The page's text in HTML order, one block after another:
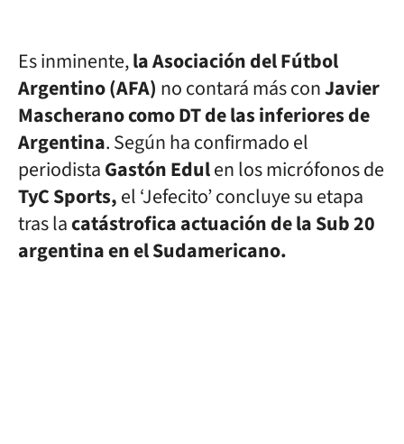
Es inminente,la Asociación del Fútbol
Argentino (AFA) no contará más conJavier
Mascherano como DT de las inferiores de
Argentina. Según ha confirmado el
periodistaGastón Edulen los micrófonos de
TyC Sports,el ‘Jefecito’ concluye su etapa
tras lacatástrofica actuación de la Sub 20
argentina en el Sudamericano.